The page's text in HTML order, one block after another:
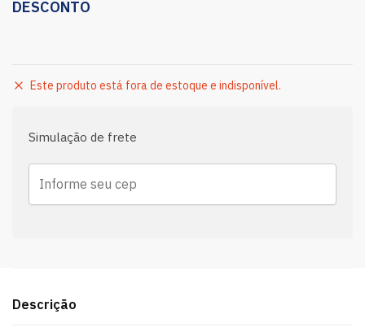
DESCONTO
Este produto está fora de estoque e indisponível.
Simulação de frete
Descrição